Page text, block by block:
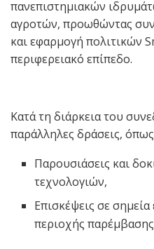
πανεπιστημιακών
αγροτών, προωθώντας
και εφαρμογή πολιτικών
περιφερειακό επίπεδο.
Κατά τη διάρκεια του
παράλληλες δράσεις,
Παρουσιάσεις και
τεχνολογιών,
Επισκέψεις σε
περιοχής